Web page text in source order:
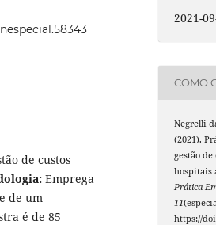
de custos
Emprega
de um
é de 85
2021-
COMO
Negrelli
(2021).
gestão de
hospitais
Prática
11
https://